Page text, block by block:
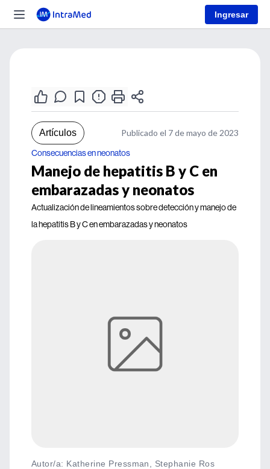
Ingresar
Artículos Publicado el 7 de mayo de 2023
Consecuencias en neonatos
Manejo de hepatitis B y C en
embarazadas y neonatos
Actualización de lineamientos sobre detección y manejo de
la hepatitis B y C en embarazadas y neonatos
Autor/a: Katherine Pressman, Stephanie Ros